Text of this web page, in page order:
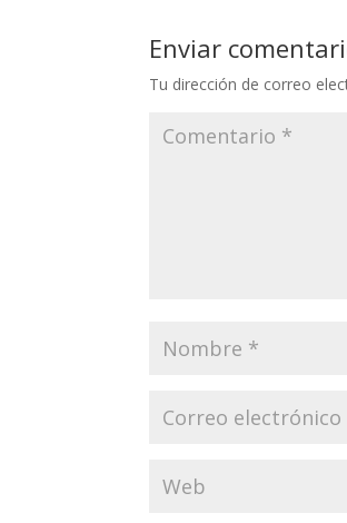
Enviar
Tu dirección de correo